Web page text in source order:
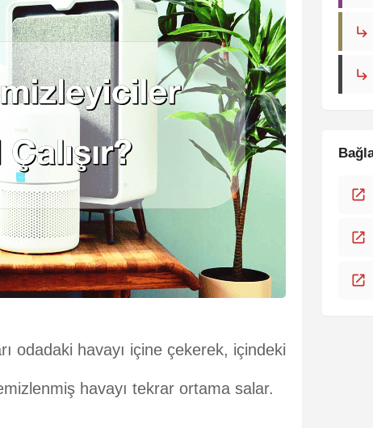
odadaki havayı içine çekerek, içindeki
havayı tekrar ortama salar.